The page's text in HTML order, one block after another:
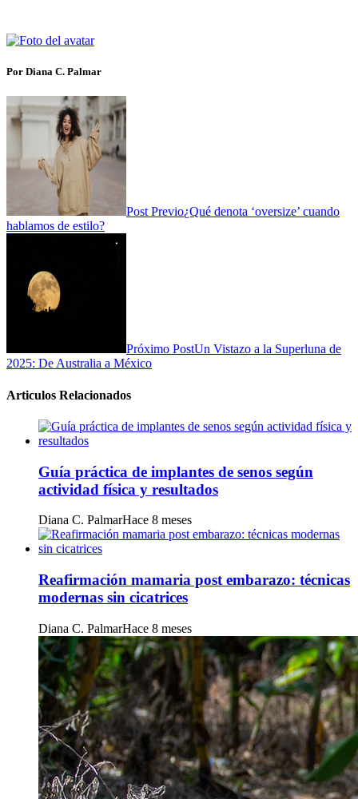
Por Diana C. Palmar
Post Previo¿Qué denota ‘oversize’ cuando
hablamos de estilo?
Próximo PostUn Vistazo a la Superluna de
2025: De Australia a México
Articulos Relacionados
Guía práctica de implantes de senos según
actividad física y resultados
Diana C. PalmarHace 8 meses
Reafirmación mamaria post embarazo: técnicas
modernas sin cicatrices
Diana C. PalmarHace 8 meses